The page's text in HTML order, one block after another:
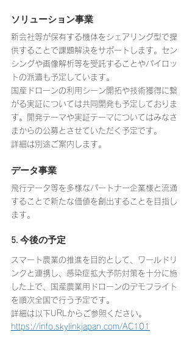
ソリューション事業
新会社等が保有する機体をシェアリング型で提
供することで課題解決をサポートします。セン
シングや画像解析等を受託することやパイロッ
トの派遣も予定しています。
国産ドローンの利用シーン開拓や技術獲得に繋
がる実証については共同開発も予定しておりま
す。開発テーマや実証テーマについてはみなさ
まからの公募とさせていただく予定です。
詳細は別途ご案内します。
データ事業
飛行データ等を多様なパートナー企業様と流通
することで新たな価値を創出することを目指し
ます。
5. 今後の予定
スマート農業の推進を目的として、ワールドリ
ンクと連携し、感染症拡大予防対策を十分に施
した上で、国産農業用ドローンのデモフライト
を順次全国で行う予定です。
詳細は以下URLからご参照ください。
https://info.skylinkjapan.com/AC101